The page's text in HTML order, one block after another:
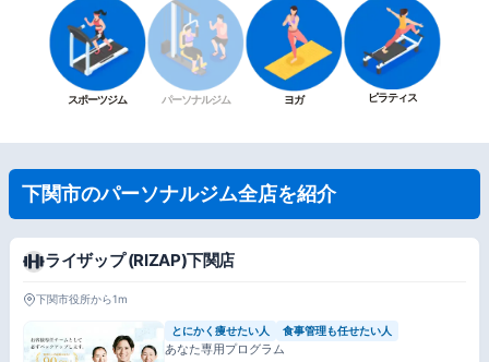
スポーツジム パーソナルジム ヨガ ピラティス
下関市のパーソナルジム全店を紹介
ライザップ (RIZAP)下関店
下関市役所から1m
とにかく痩せたい人 食事管理も任せたい人
あなた専用プログラム